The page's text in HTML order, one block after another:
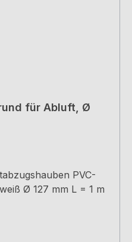
für Abluft, Ø
PVC-
Ø 127 mm L = 1 m